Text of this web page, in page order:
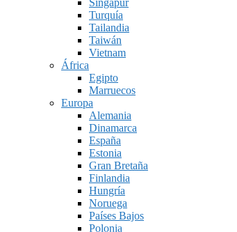
Singapur
Turquía
Tailandia
Taiwán
Vietnam
África
Egipto
Marruecos
Europa
Alemania
Dinamarca
España
Estonia
Gran Bretaña
Finlandia
Hungría
Noruega
Países Bajos
Polonia